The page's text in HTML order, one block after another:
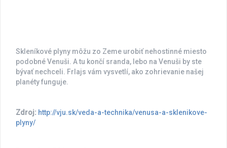
Skleníkové plyny môžu zo Zeme urobiť nehostinné miesto
podobné Venuši. A tu končí sranda, lebo na Venuši by ste
bývať nechceli. Frlajs vám vysvetlí, ako zohrievanie našej
planéty funguje.
Zdroj: http://vju.sk/veda-a-technika/venusa-a-sklenikove-
plyny/